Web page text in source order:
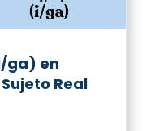
ga) en
Real